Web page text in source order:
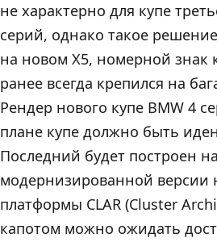
не характерно для купе
серий, однако такое
на новом Х5, номерной знак
ранее всегда крепился на
Рендер нового купе BMW 4
плане купе должно быть
Последний будет построен на
модернизированной
платформы CLAR (Cluster
капотом можно ожидать